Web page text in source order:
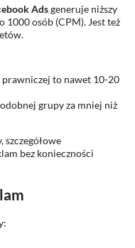
Adsgeneruje niższy
1000 osób (CPM). Jest też
prawniczej to nawet 10-20
grupy za mniej niż
bez konieczności